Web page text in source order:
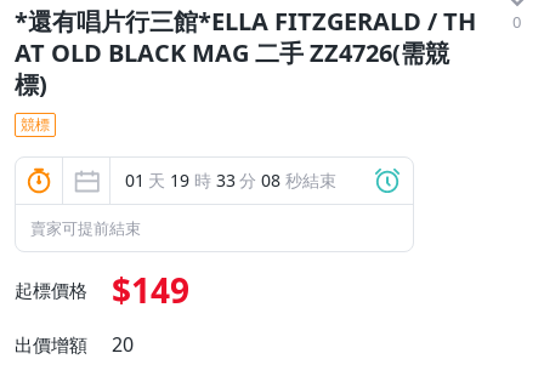
*還有唱片行三館*ELLA FITZGERALD / TH
AT OLD BLACK MAG 二手 ZZ4726(需競
標)
0
競標
01 天 19 時 33分 07 秒結束
賣家可提前結束
起標價格 $149
出價增額 20